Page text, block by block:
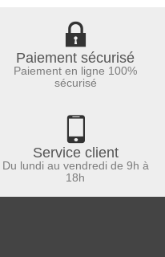
Paiement sécurisé
Paiement en ligne 100%
sécurisé
Service client
Du lundi au vendredi de 9h à
18h